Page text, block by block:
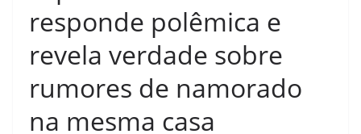
responde polêmica e
revela verdade sobre
rumores de namorado
na mesma casa